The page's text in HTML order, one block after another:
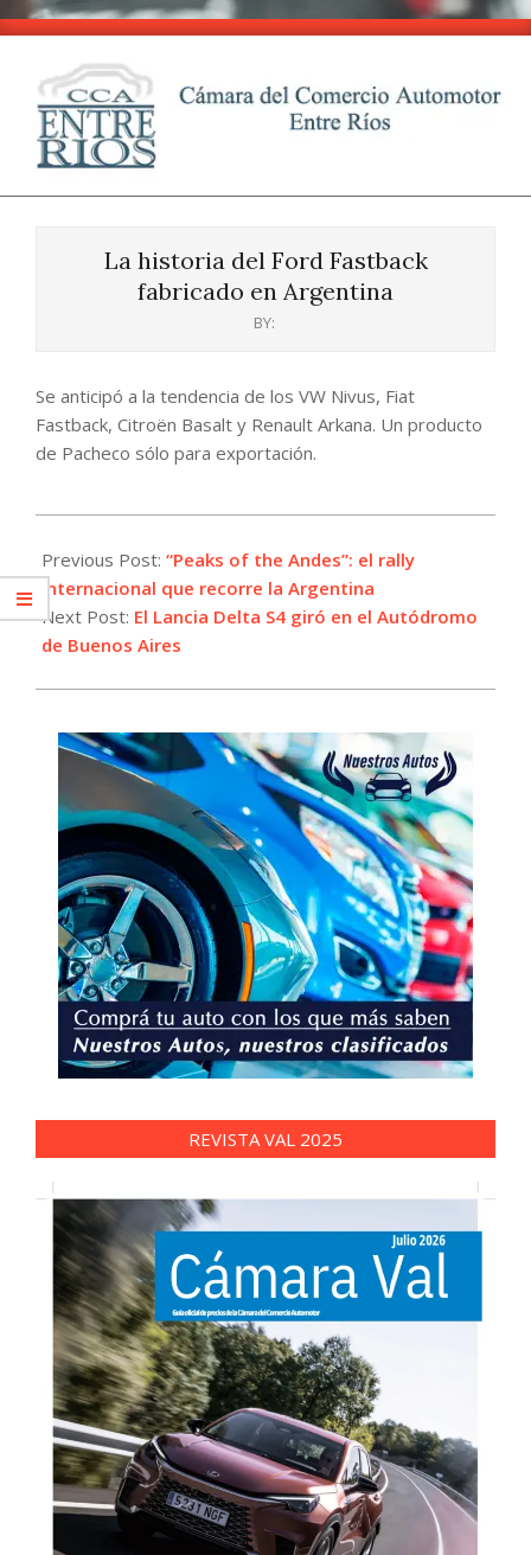
Skip
content
CCA
La historia del Ford Fastback
fabricado en Argentina
BY:
Se anticipó a la tendencia de los VW Nivus, Fiat
Fastback, Citroën Basalt y Renault Arkana. Un producto
de Pacheco sólo para exportación.
10-
16
Previous Post: “Peaks of the Andes”: el rally
internacional que recorre la Argentina
Next Post: El Lancia Delta S4 giró en el Autódromo
de Buenos Aires
REVISTA VAL 2025